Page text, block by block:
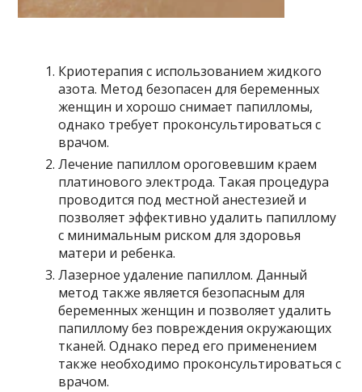
Криотерапия с использованием жидкого
азота. Метод безопасен для беременных
женщин и хорошо снимает папилломы,
однако требует проконсультироваться с
врачом.
Лечение папиллом ороговевшим краем
платинового электрода. Такая процедура
проводится под местной анестезией и
позволяет эффективно удалить папиллому
с минимальным риском для здоровья
матери и ребенка.
Лазерное удаление папиллом. Данный
метод также является безопасным для
беременных женщин и позволяет удалить
папиллому без повреждения окружающих
тканей. Однако перед его применением
также необходимо проконсультироваться с
врачом.